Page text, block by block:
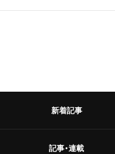
新着記事
記事・連載